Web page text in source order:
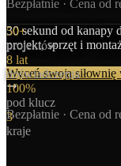
30 sekund od
projekt, sprzęt i
Wyceń swoją
Bezpłatnie · Cena od
Bezpłatnie · Cena od
50+
projektów
8 lat
doświadczenia
100%
pod klucz
3
kraje